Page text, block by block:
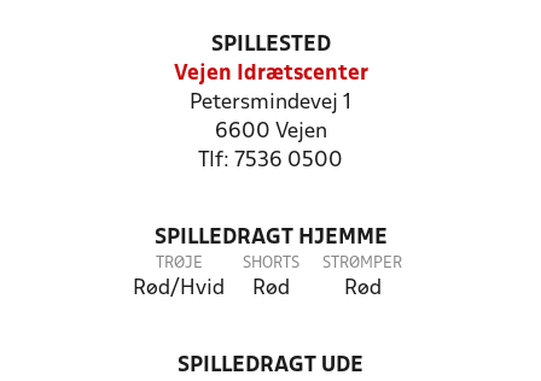
SPILLESTED
Vejen Idrætscenter
Petersmindevej 1
6600 Vejen
Tlf: 7536 0500
SPILLEDRAGT HJEMME
TRØJE
Rød/Hvid
SHORTS
Rød
STRØMPER
Rød
SPILLEDRAGT UDE